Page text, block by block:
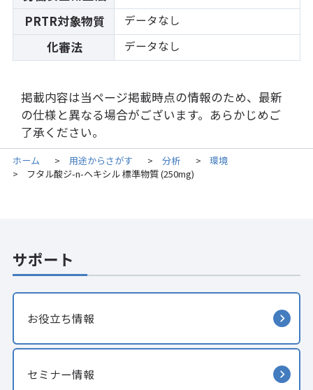
PRTR対象物質 データなし
化審法 データなし
掲載内容は当ページ掲載時点の情報のため、最新
の仕様と異なる場合がございます。あらかじめご
了承ください。
ホーム > 用途からさがす > 分析 > 環境
> フタル酸ジ-n-ヘキシル 標準物質 (250mg)
サポート
お役立ち情報
セミナー情報